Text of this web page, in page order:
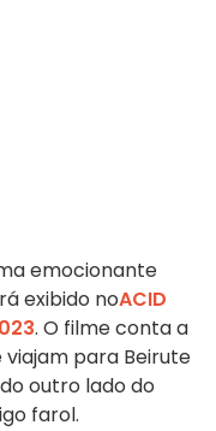
emocionante
exibido noACID
. O filme conta a
viajam para Beirute
outro lado do
farol.